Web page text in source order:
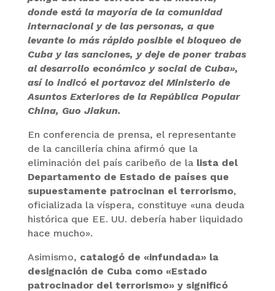
donde está la mayoría de la comunidad
internacional y de las personas, a que
levante lo más rápido posible el bloqueo de
Cuba y las sanciones, y deje de poner trabas
al desarrollo económico y social de Cuba»,
así lo indicó el portavoz del Ministerio de
Asuntos Exteriores de la República Popular
China, Guo Jiakun.
En conferencia de prensa, el representante
de la cancillería china afirmó que la
eliminación del país caribeño de la lista del
Departamento de Estado de países que
supuestamente patrocinan el terrorismo,
oficializada la víspera, constituye «una deuda
histórica que EE. UU. debería haber liquidado
hace mucho».
Asimismo, catalogó de «infundada» la
designación de Cuba como «Estado
patrocinador del terrorismo» y significó